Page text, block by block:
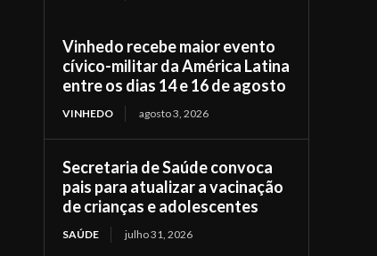
Vinhedo recebe maior evento
cívico-militar da América Latina
entre os dias 14 e 16 de agosto
VINHEDO agosto 3, 2026
Secretaria de Saúde convoca
pais para atualizar a vacinação
de crianças e adolescentes
SAÚDE julho 31, 2026